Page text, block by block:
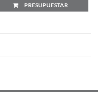
PRESUPUESTAR